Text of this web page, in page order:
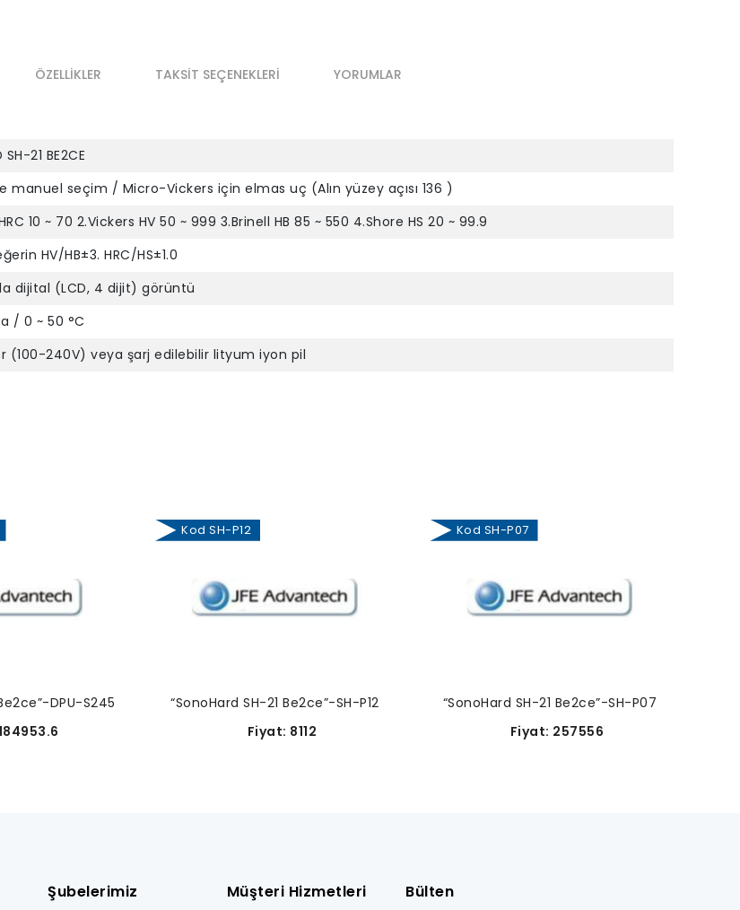
ÖZELLIKLER TAKSIT SEÇENEKLERI YORUMLAR
SH-21 BE2CE
manuel seçim / Micro-Vickers için elmas uç (Alın yüzey açısı 136 )
10 ~ 70 2.Vickers HV 50 ~ 999 3.Brinell HB 85 ~ 550 4.Shore HS 20 ~ 99.9
HV/HB±3. HRC/HS±1.0
dijital (LCD, 4 dijit) görüntü
/ 0 ~ 50 °C
(100-240V) veya şarj edilebilir lityum iyon pil
DPU-S245
Kod SH-P12
“SonoHard SH-21 Be2ce”-SH-P12
Fiyat: 8112
Kod SH-P07
“SonoHard SH-21 Be2ce”-SH-P07
Fiyat: 257556
Şubelerimiz Müşteri Hizmetleri Bülten